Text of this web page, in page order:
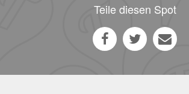
Teile diesen Spot